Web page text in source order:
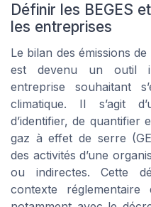
Définir les BEGES
les entreprises
Le bilan des émissions
est devenu un outil
entreprise souhaitant
climatique. Il s’agit
d’identifier, de quantifier
gaz à effet de serre
des activités d’une
ou indirectes. Cette
contexte